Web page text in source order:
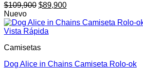
$109,900 El
original
era:
$89,900El
actual
Nuevo
Vista Rápida
Camisetas
Dog Alice in Chains Camiseta Rolo-ok